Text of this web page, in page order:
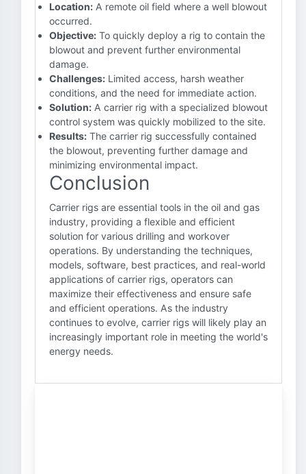
Location: A remote oil field where a well blowout
occurred.
Objective: To quickly deploy a rig to contain the
blowout and prevent further environmental
damage.
Challenges: Limited access, harsh weather
conditions, and the need for immediate action.
Solution: A carrier rig with a specialized blowout
control system was quickly mobilized to the site.
Results: The carrier rig successfully contained
the blowout, preventing further damage and
minimizing environmental impact.
Conclusion
Carrier rigs are essential tools in the oil and gas
industry, providing a flexible and efficient
solution for various drilling and workover
operations. By understanding the techniques,
models, software, best practices, and real-world
applications of carrier rigs, operators can
maximize their effectiveness and ensure safe
and efficient operations. As the industry
continues to evolve, carrier rigs will likely play an
increasingly important role in meeting the world's
energy needs.